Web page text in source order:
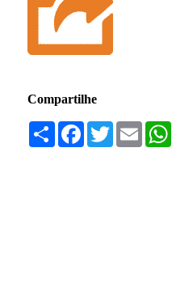
Compartilhe
Compartilhar
Facebook
TwitterEmail